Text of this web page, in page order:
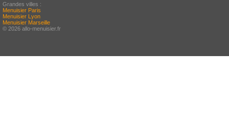
Grandes villes :
Menuisier Paris
Menuisier Lyon
Menuisier Marseille
© 2026 allo-menuisier.fr